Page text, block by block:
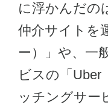
に浮かんだの
仲介サイトを
ー）」や、一
ビスの「
ッチングサー